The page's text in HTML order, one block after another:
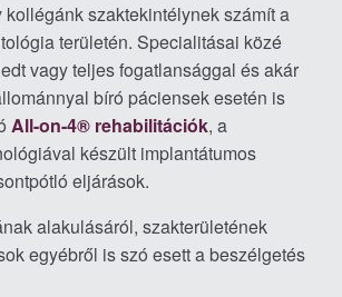
kollégánk szaktekintélynek számít a
területén. Specialitásai közé
vagy teljes fogatlansággal és akár
bíró páciensek esetén is
All-on-4® rehabilitációk, a
készült implantátumos
eljárások.
alakulásáról, szakterületének
egyébről is szó esett a beszélgetés